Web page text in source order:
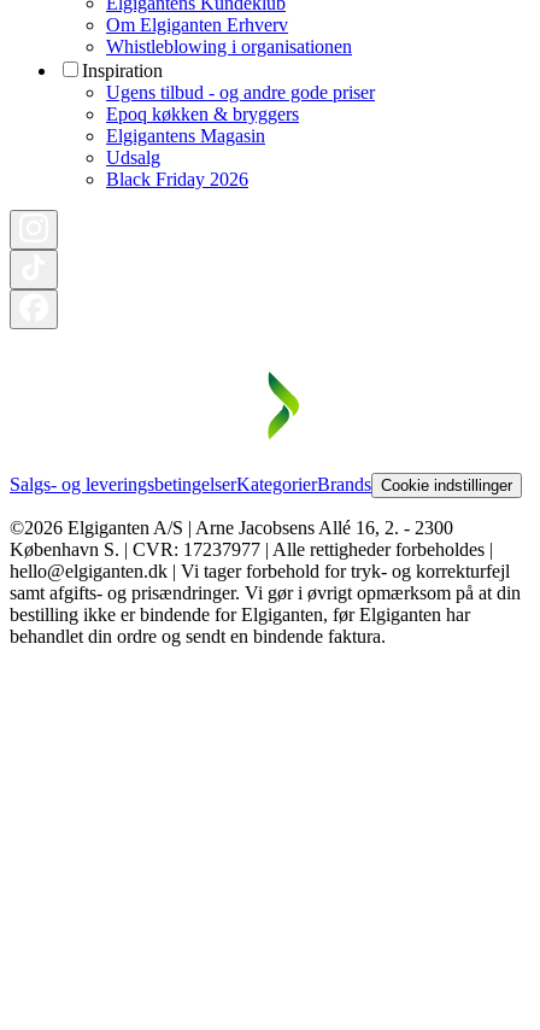
Om Elgiganten Erhverv
Whistleblowing i organisationen
Inspiration
Ugens tilbud - og andre gode priser
Epoq køkken & bryggers
Elgigantens Magasin
Udsalg
Black Friday 2026
Salgs- og leveringsbetingelserKategorierBrands Cookie indstillinger
©2026 Elgiganten A/S | Arne Jacobsens Allé 16, 2. - 2300
København S. | CVR: 17237977 | Alle rettigheder forbeholdes |
hello@elgiganten.dk | Vi tager forbehold for tryk- og korrekturfejl
samt afgifts- og prisændringer. Vi gør i øvrigt opmærksom på at din
bestilling ikke er bindende for Elgiganten, før Elgiganten har
behandlet din ordre og sendt en bindende faktura.